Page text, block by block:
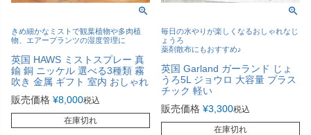
きめ細かなミストで観葉植物や多肉植
物、エアープランツの湿度管理に
英国 HAWS ミストスプレー 真
鍮 銅 ニッケル 選べる3種類 霧
吹き 金属 ギフト 室内 おしゃれ
販売価格 ¥8,000税込
在庫切れ
毎日の水やりが楽しくなるおしゃれなじ
ょうろ
薬剤散布にもおすすめ♪
英国 Garland ガーランド じょ
うろ5L ジョウロ 大容量 プラス
チック 軽い
販売価格 ¥3,300税込
在庫切れ